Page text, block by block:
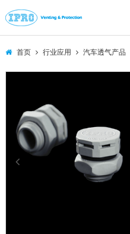
IPRO
IPRO
首页 行业应用 汽车透气产品